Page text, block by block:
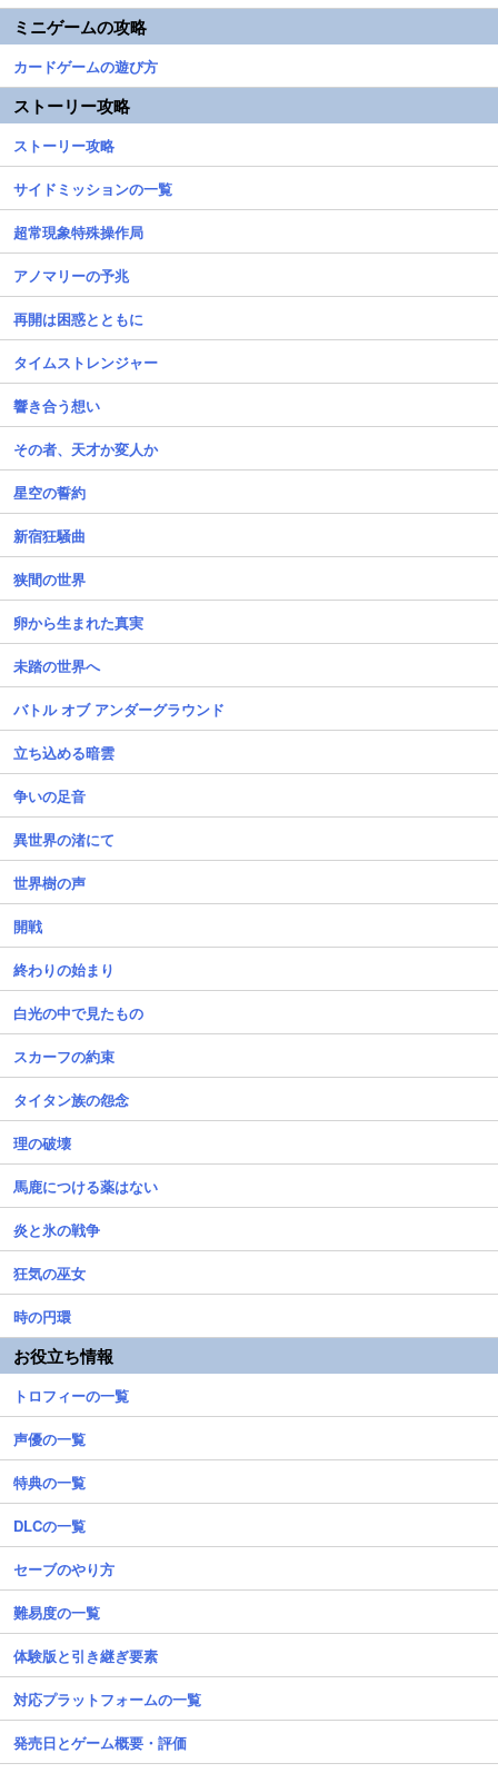
ミニゲームの攻略
カードゲームの遊び方
ストーリー攻略
ストーリー攻略
サイドミッションの一覧
超常現象特殊操作局
アノマリーの予兆
再開は困惑とともに
タイムストレンジャー
響き合う想い
その者、天才か変人か
星空の誓約
新宿狂騒曲
狭間の世界
卵から生まれた真実
未踏の世界へ
バトル オブ アンダーグラウンド
立ち込める暗雲
争いの足音
異世界の渚にて
世界樹の声
開戦
終わりの始まり
白光の中で見たもの
スカーフの約束
タイタン族の怨念
理の破壊
馬鹿につける薬はない
炎と氷の戦争
狂気の巫女
時の円環
お役立ち情報
トロフィーの一覧
声優の一覧
特典の一覧
DLCの一覧
セーブのやり方
難易度の一覧
体験版と引き継ぎ要素
対応プラットフォームの一覧
発売日とゲーム概要・評価